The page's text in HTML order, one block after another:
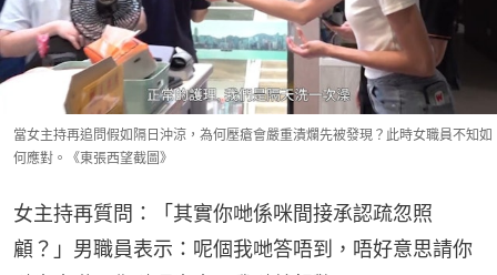
當女主持再追問假如隔日沖涼，為何壓瘡會嚴重潰爛先被發現？此時女職員不知如
何應對。《東張西望截圖》
女主持再質問：「其實你哋係咪間接承認疏忽照
顧？」男職員表示：呢個我哋答唔到，唔好意思請你